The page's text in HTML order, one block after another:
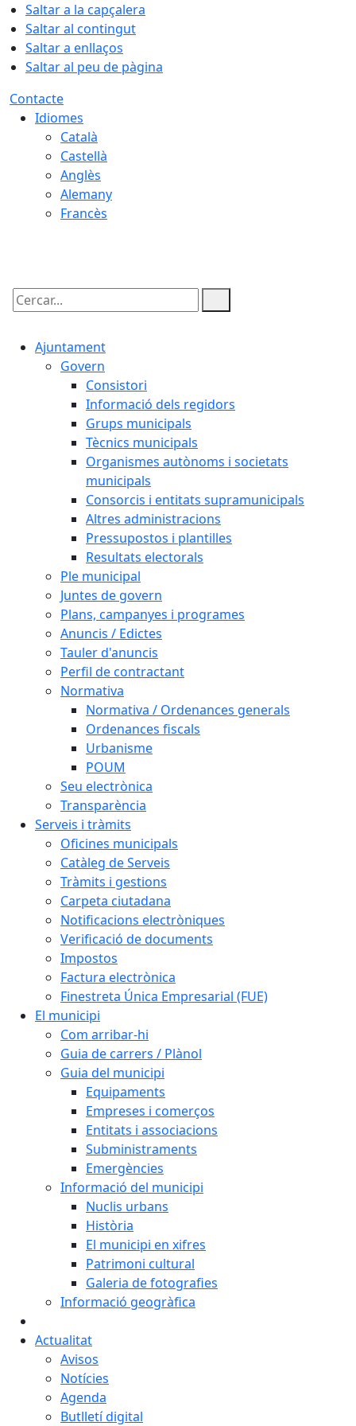
Saltar a la capçalera
Saltar al contingut
Saltar a enllaços
Saltar al peu de pàgina
Contacte
Idiomes
Català
Castellà
Anglès
Alemany
Francès
Cercar:
Ajuntament
Govern
Consistori
Informació dels regidors
Grups municipals
Tècnics municipals
Organismes autònoms i societats
municipals
Consorcis i entitats supramunicipals
Altres administracions
Pressupostos i plantilles
Resultats electorals
Ple municipal
Juntes de govern
Plans, campanyes i programes
Anuncis / Edictes
Tauler d'anuncis
Perfil de contractant
Normativa
Normativa / Ordenances generals
Ordenances fiscals
Urbanisme
POUM
Seu electrònica
Transparència
Serveis i tràmits
Oficines municipals
Catàleg de Serveis
Tràmits i gestions
Carpeta ciutadana
Notificacions electròniques
Verificació de documents
Impostos
Factura electrònica
Finestreta Única Empresarial (FUE)
El municipi
Com arribar-hi
Guia de carrers / Plànol
Guia del municipi
Equipaments
Empreses i comerços
Entitats i associacions
Subministraments
Emergències
Informació del municipi
Nuclis urbans
Història
El municipi en xifres
Patrimoni cultural
Galeria de fotografies
Informació geogràfica
Actualitat
Avisos
Notícies
Agenda
Butlletí digital